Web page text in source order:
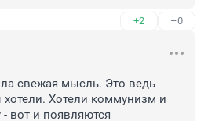
+2 –0
свежая мысль. Это ведь
хотели. Хотели коммунизм и
вот и появляются